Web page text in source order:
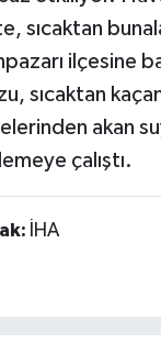
sıcaktan
ilçesine
sıcaktan
akan
çalıştı.
İHA